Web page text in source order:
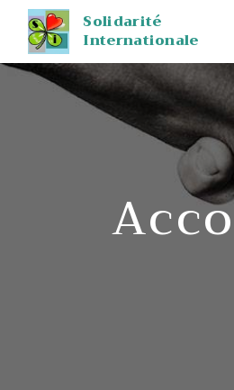
Solidarité
Internationale
Panneau de gestion des cookies